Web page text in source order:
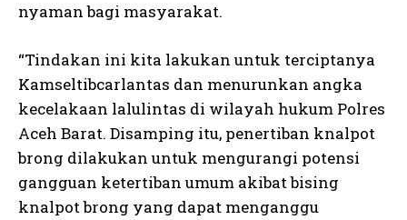
nyaman bagi masyarakat.
“Tindakan ini kita lakukan untuk terciptanya
Kamseltibcarlantas dan menurunkan angka
kecelakaan lalulintas di wilayah hukum Polres
Aceh Barat. Disamping itu, penertiban knalpot
brong dilakukan untuk mengurangi potensi
gangguan ketertiban umum akibat bising
knalpot brong yang dapat menganggu